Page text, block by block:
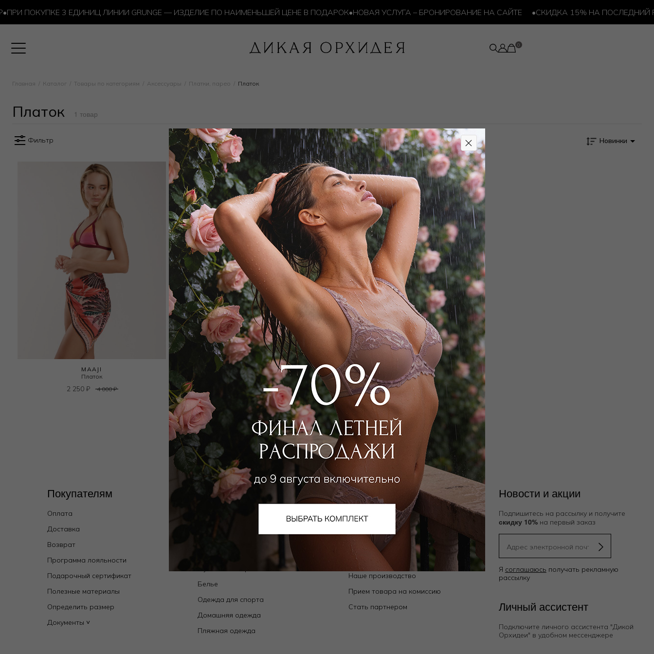
ПОКУПКЕ 3 ЕДИНИЦ ЛИНИИ GRUNGE — ИЗДЕЛИЕ ПО НАИМЕНЬШЕЙ ЦЕНЕ В ПОДАРОК•НОВАЯ УСЛУГА – БРОНИРОВАНИЕ НА САЙТЕ • СКИДКА 15% НА ПОСЛЕДНИЙ
Главная Каталог Товары по категориям Аксессуары Платки, парео Платок
Платок 1 товар
Фильтр Новинки
MAAJI
Платок
2 250 ₽ 4 000₽
Покупателям
Оплата
Доставка
Возврат
Программа лояльности
Подарочный сертификат
Полезные материалы
Определить размер
Документы ˅
Каталог
Купальники
Белье
Одежда для спорта
Домашняя одежда
Пляжная одежда
О компании
Контакты
Новости
Наше производство
Прием товара на комиссию
Стать партнером
Новости и акции
Подпишитесь на рассылку и получите
скидку 10%на первый заказ
Я соглашаюсь получать рекламную
рассылку
Личный ассистент
Подключите личного ассистента "Дикой
Орхидеи" в удобном мессенджере